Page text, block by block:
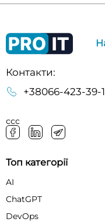
Контакти:
+38066-423-39-
ссс
Топ категорії
AI
ChatGPT
DevOps